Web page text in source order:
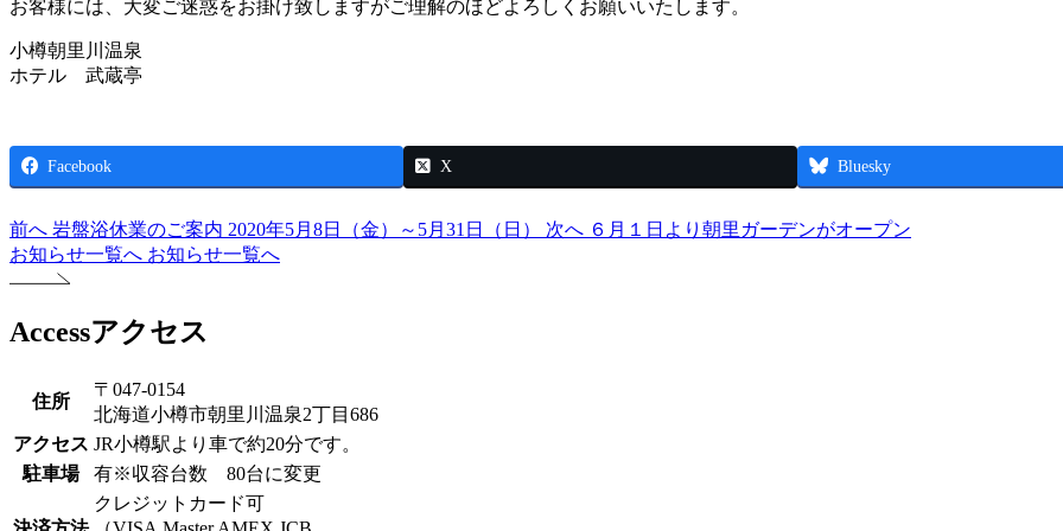
お客様には、大変ご迷惑をお掛け致しますがご理解のほどよろしくお願いいたします。
小樽朝里川温泉
ホテル 武蔵亭
Facebook X Bluesky
前へ 岩盤浴休業のご案内 2020年5月8日（金）～5月31日（日） 次へ ６月１日より朝里ガーデンがオープン
お知らせ一覧へ お知らせ一覧へ
Accessアクセス
住所
〒047-0154
北海道小樽市朝里川温泉2丁目686
アクセス JR小樽駅より車で約20分です。
駐車場
有※収容台数 80台に変更
クレジットカード可